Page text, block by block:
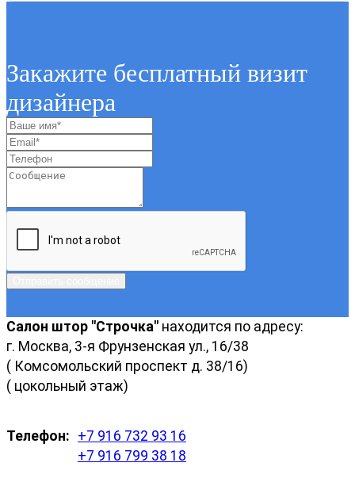
Закажите бесплатный визит
дизайнера
Салон штор "Строчка" находится по адресу:
г. Москва, 3-я Фрунзенская ул., 16/38
( Комсомольский проспект д. 38/16)
( цокольный этаж)
Телефон: +7 916 732 93 16
+7 916 799 38 18